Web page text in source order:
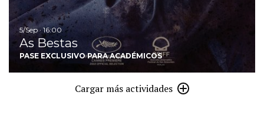
5/Sep · 16:00
As Bestas
PASE EXCLUSIVO PARA ACADÉMICOS
Cargar más actividades